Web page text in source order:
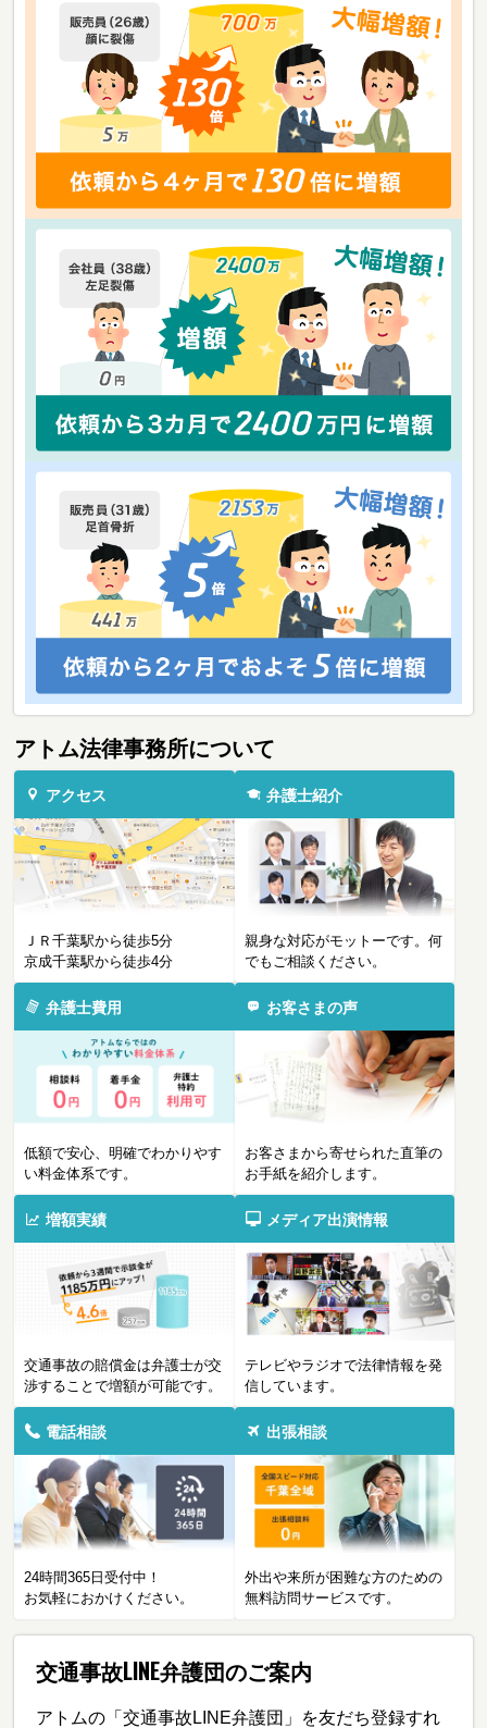
アトム法律事務所について
アクセス
ＪＲ千葉駅から徒歩5分
京成千葉駅から徒歩4分
弁護士紹介
親身な対応がモットーです。何
でもご相談ください。
弁護士費用
低額で安心、明確でわかりやす
い料金体系です。
お客さまの声
お客さまから寄せられた直筆の
お手紙を紹介します。
増額実績
交通事故の賠償金は弁護士が交
渉することで増額が可能です。
メディア出演情報
テレビやラジオで法律情報を発
信しています。
電話相談
24時間365日受付中！
お気軽におかけください。
出張相談
外出や来所が困難な方のための
無料訪問サービスです。
交通事故LINE弁護団のご案内
アトムの「交通事故LINE弁護団」を友だち登録すれ